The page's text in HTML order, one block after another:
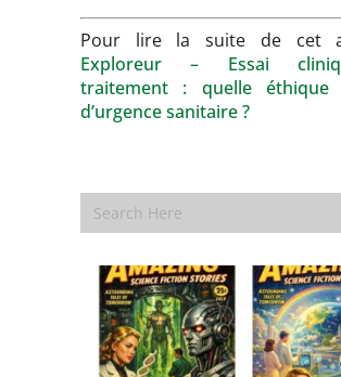
Pour lire la suite de cet
Exploreur – Essai
traitement : quelle éthique
d’urgence sanitaire ?